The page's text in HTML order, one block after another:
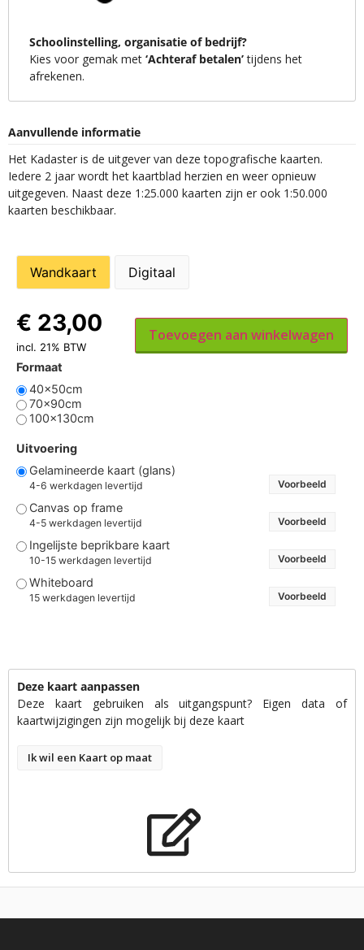
Schoolinstelling, organisatie of bedrijf?
Kies voor gemak met ‘Achteraf betalen’tijdens het
afrekenen.
Aanvullende informatie
Het Kadaster is de uitgever van deze topografische kaarten.
Iedere 2 jaar wordt het kaartblad herzien en weer opnieuw
uitgegeven. Naast deze 1:25.000 kaarten zijn er ook 1:50.000
kaarten beschikbaar.
Wandkaart Digitaal
Formaat
40x50cm
70x90cm
100x130cm
Uitvoering
Gelamineerde kaart (glans)
4-6 werkdagen levertijd Voorbeeld
Canvas op frame
4-5 werkdagen levertijd Voorbeeld
Ingelijste beprikbare kaart
10-15 werkdagen levertijd Voorbeeld
Whiteboard
15 werkdagen levertijd Voorbeeld
€ 23,00
incl. 21% BTW
Toevoegen aan winkelwagen
Deze kaart aanpassen
Deze kaart gebruiken als uitgangspunt? Eigen data of
kaartwijzigingen zijn mogelijk bij deze kaart
Ik wil een Kaart op maat